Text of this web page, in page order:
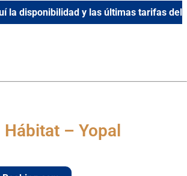
la disponibilidad y las últimas tarifas del
– Yopal